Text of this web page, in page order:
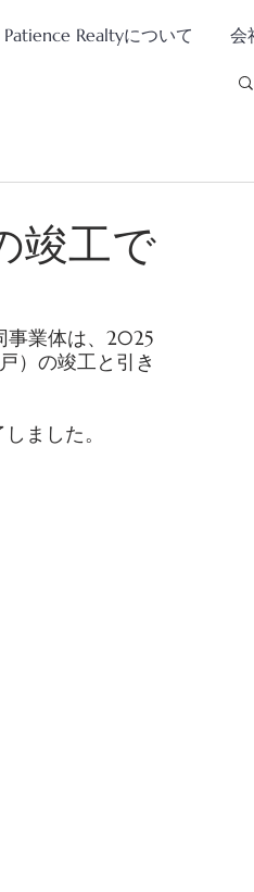
Patience Realtyについて 会
竣工で
事業体は、2025
）の竣工と引き
ました。